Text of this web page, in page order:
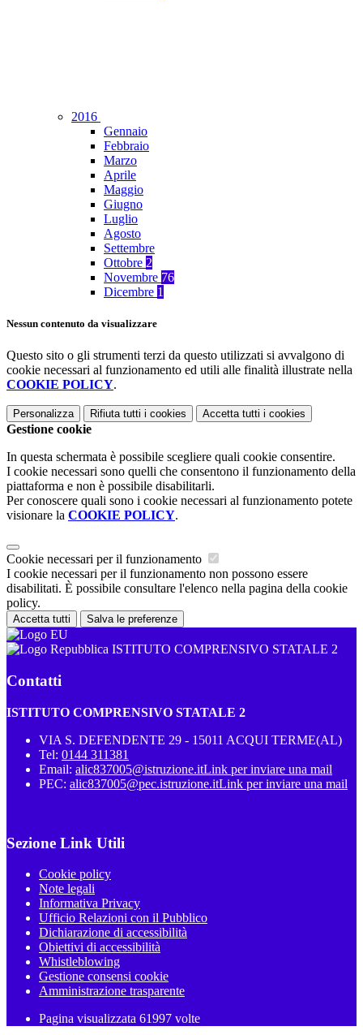
2016
Gennaio
Febbraio
Marzo
Aprile
Maggio
Giugno
Luglio
Agosto
Settembre
Ottobre 2
Novembre 76
Dicembre 1
Nessun contenuto da visualizzare
Questo sito o gli strumenti terzi da questo utilizzati si avvalgono di
cookie necessari al funzionamento ed utili alle finalità illustrate nella
COOKIE POLICY.
Personalizza Rifiuta tutti i cookies Accetta tutti i cookies
Gestione cookie
In questa schermata è possibile scegliere quali cookie consentire.
I cookie necessari sono quelli che consentono il funzionamento della
piattaforma e non è possibile disabilitarli.
Per conoscere quali sono i cookie necessari al funzionamento potete
visionare la COOKIE POLICY.
Cookie necessari per il funzionamento
I cookie necessari per il funzionamento non possono essere
disabilitati. È possibile consultare l'elenco nella pagina della cookie
policy.
Accetta tutti Salva le preferenze
ISTITUTO COMPRENSIVO STATALE 2
Contatti
ISTITUTO COMPRENSIVO STATALE 2
VIA S. DEFENDENTE 29 - 15011 ACQUI TERME(AL)
Tel: 0144 311381
Email: alic837005@istruzione.itLink per inviare una mail
PEC: alic837005@pec.istruzione.itLink per inviare una mail
Sezione Link Utili
Cookie policy
Note legali
Informativa Privacy
Ufficio Relazioni con il Pubblico
Dichiarazione di accessibilità
Obiettivi di accessibilità
Whistleblowing
Gestione consensi cookie
Amministrazione trasparente
Pagina visualizzata 61997 volte